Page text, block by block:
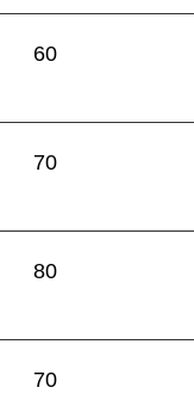
60
70
80
70